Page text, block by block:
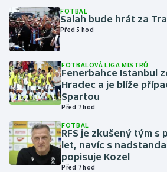
Gymnastika
Házená
Jezdectví
Judo
Krasobruslení
Lezení
FOTBAL
Salah bude hrát za
Před 5 hod
FOTBALOVÁ LIGA MISTRŮ
Fenerbahce Istanbul
Hradec a je blíže
Spartou
Před 7 hod
FOTBAL
RFS je zkušený tým s
let, navíc s
popisuje Kozel
Před 7 hod